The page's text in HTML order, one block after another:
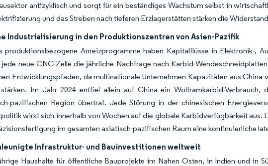
antizyklisch und sorgt für ein beständiges Wachstum selbst in
und das Streben nach tieferen Erzlagerstätten stärken die
Industrialisierung in den Produktionszentren von Asien-Pazifik
produktionsbezogene Anreizprogramme haben Kapitalflüsse in Elektronik-,
neue CNC-Zelle die jährliche Nachfrage nach Karbid-
Entwicklungspfaden, da multinationale Unternehmen Kapazitäten aus
Im Jahr 2024 entfiel allein auf China ein Wolframkarbid-Verbrauch,
pazifischen Region übertraf. Jede Störung in der chinesischen
wirkt sich innerhalb von Wochen auf die globale Karbidverfügbarkeit
im gesamten asiatisch-pazifischen Raum eine kontinuierliche
Infrastruktur- und Bauinvestitionen weltweit
Haushalte für öffentliche Bauprojekte im Nahen Osten, in Indien und in